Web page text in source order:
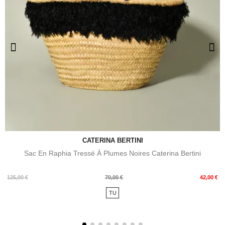
CATERINA BERTINI
Sac En Raphia Tressé À Plumes Noires Caterina Bertini
125,00 €
Prix
70,00 € 42,00 €
Prix
TU